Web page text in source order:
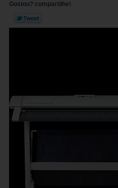
Gostou? compartilhe!